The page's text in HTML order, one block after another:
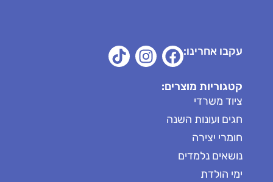
עקבו אחרינו:
קטגוריות מוצרים:
ציוד משרדי
חגים ועונות השנה
חומרי יצירה
נושאים נלמדים
ימי הולדת